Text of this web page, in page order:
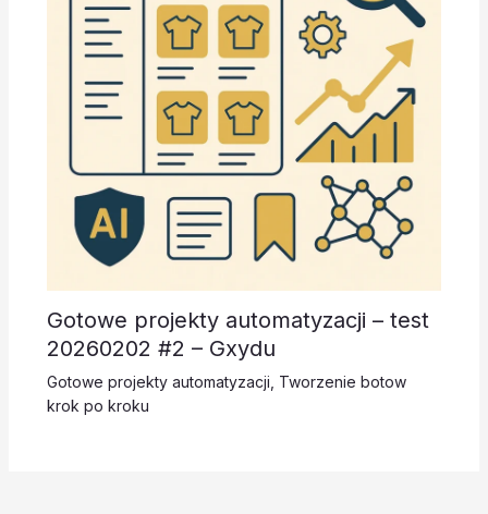
Gotowe projekty automatyzacji – test
20260202 #2 – Gxydu
Gotowe projekty automatyzacji Tworzenie botow
krok po kroku